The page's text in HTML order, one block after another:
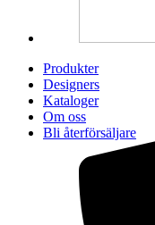
Produkter
Designers
Kataloger
Om oss
Bli återförsäljare